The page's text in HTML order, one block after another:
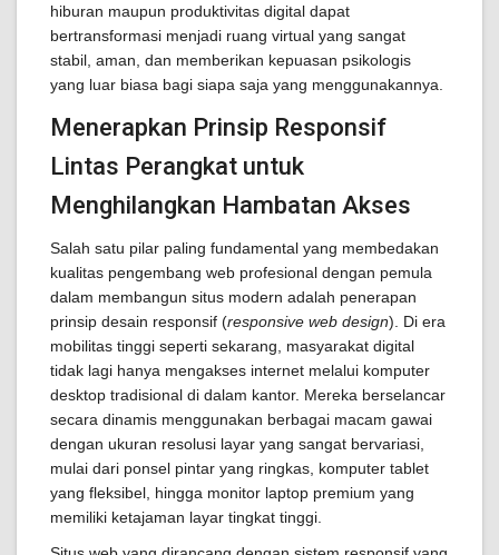
hiburan maupun produktivitas digital dapat
bertransformasi menjadi ruang virtual yang sangat
stabil, aman, dan memberikan kepuasan psikologis
yang luar biasa bagi siapa saja yang menggunakannya.
Menerapkan Prinsip Responsif
Lintas Perangkat untuk
Menghilangkan Hambatan Akses
Salah satu pilar paling fundamental yang membedakan
kualitas pengembang web profesional dengan pemula
dalam membangun situs modern adalah penerapan
prinsip desain responsif (responsive web design). Di era
mobilitas tinggi seperti sekarang, masyarakat digital
tidak lagi hanya mengakses internet melalui komputer
desktop tradisional di dalam kantor. Mereka berselancar
secara dinamis menggunakan berbagai macam gawai
dengan ukuran resolusi layar yang sangat bervariasi,
mulai dari ponsel pintar yang ringkas, komputer tablet
yang fleksibel, hingga monitor laptop premium yang
memiliki ketajaman layar tingkat tinggi.